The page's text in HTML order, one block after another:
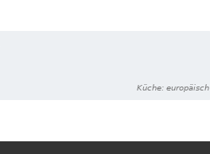
Küche: europäisch